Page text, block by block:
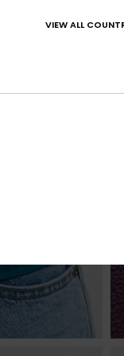
VIEW ALL